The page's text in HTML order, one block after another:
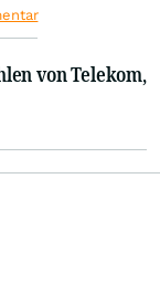
von Telekom,